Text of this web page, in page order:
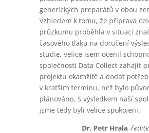
generických preparátů v obou
Vzhledem k tomu, že příprava
průzkumu proběhla v situaci
časového tlaku na doručení
studie, velice jsem ocenil
společnosti Data Collect zahájit
projektu okamžitě a dodat
v kratším termínu, než bylo
plánováno. S výsledkem naší
jsme tedy byli velice spokojeni.
Dr. Petr Hrala,